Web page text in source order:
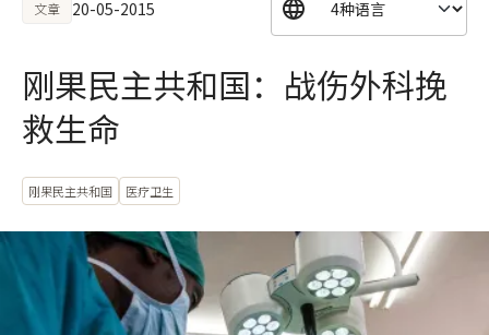
文章 20-05-2015
刚果民主共和国：战伤外科挽
救生命
刚果民主共和国 医疗卫生